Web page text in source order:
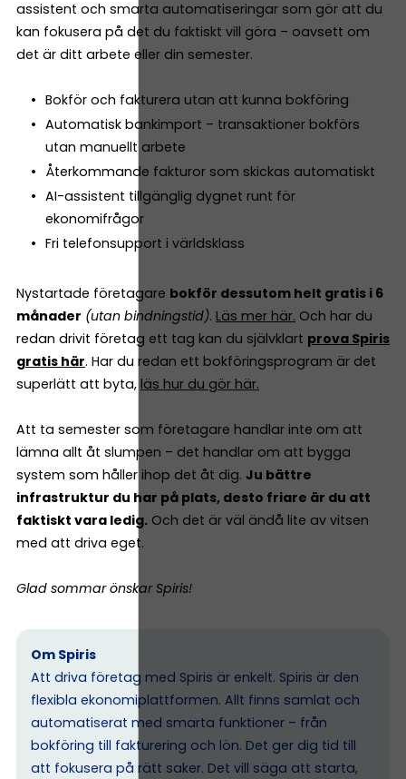
assistent och smarta automatiseringar som gör att du
kan fokusera på det du faktiskt vill göra – oavsett om
det är ditt arbete eller din semester.
Bokför och fakturera utan att kunna bokföring
Automatisk bankimport – transaktioner bokförs
utan manuellt arbete
Återkommande fakturor som skickas automatiskt
AI-assistent tillgänglig dygnet runt för
ekonomifrågor
Fri telefonsupport i världsklass
Nystartade företagare bokför dessutom helt gratis i 6
månader (utan bindningstid). Läs mer här. Och har du
redan drivit företag ett tag kan du självklart prova Spiris
gratis här. Har du redan ett bokföringsprogram är det
superlätt att byta, läs hur du gör här.
Att ta semester som företagare handlar inte om att
lämna allt åt slumpen – det handlar om att bygga
system som håller ihop det åt dig. Ju bättre
infrastruktur du har på plats, desto friare är du att
faktiskt vara ledig. Och det är väl ändå lite av vitsen
med att driva eget.
Glad sommar önskar Spiris!
Om Spiris
Att driva företag med Spiris är enkelt. Spiris är den
flexibla ekonomiplattformen. Allt finns samlat och
automatiserat med smarta funktioner – från
bokföring till fakturering och lön. Det ger dig tid till
att fokusera på rätt saker. Det vill säga att starta,